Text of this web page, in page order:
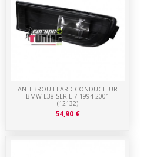
ANTI BROUILLARD CONDUCTEUR
BMW E38 SERIE 7 1994-2001
(12132)
54,90 €